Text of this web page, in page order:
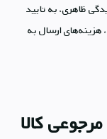
ظاهری، به تایید
ارسال به
کالا